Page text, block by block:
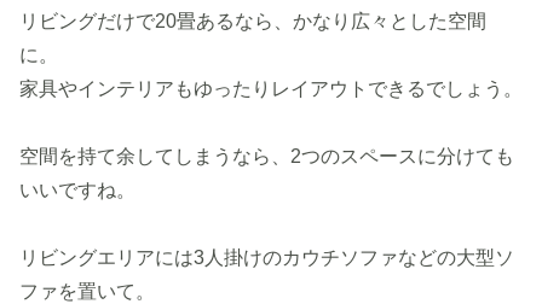
リビングだけで20畳あるなら、かなり広々とした空間
に。
家具やインテリアもゆったりレイアウトできるでしょう。
空間を持て余してしまうなら、2つのスペースに分けても
いいですね。
リビングエリアには3人掛けのカウチソファなどの大型ソ
ファを置いて。